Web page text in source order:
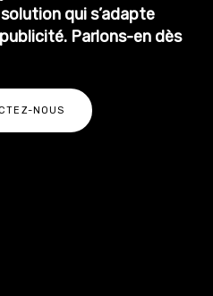
qui s’adapte
Parlons-en dès
NOUS